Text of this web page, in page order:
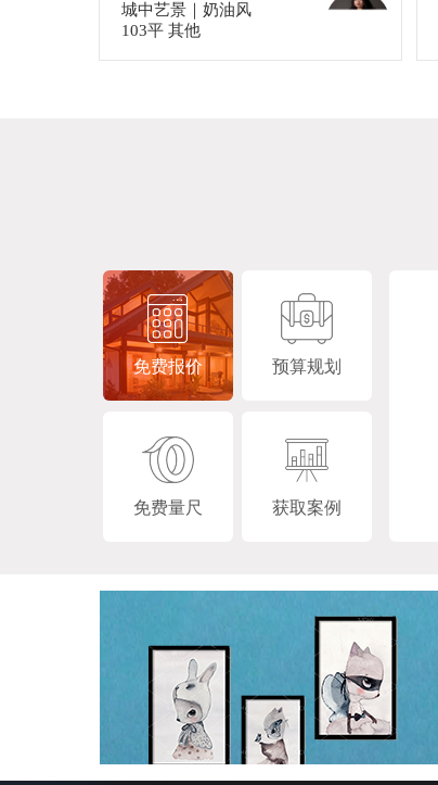
城中艺景｜奶油风
103平 其他
免费报价 预算规划
免费量尺 获取案例